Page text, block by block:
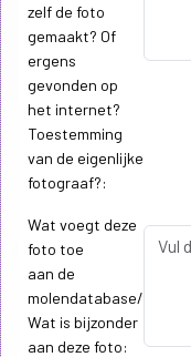
zelf de foto
gemaakt? Of
ergens
gevonden op
het internet?
Toestemming
van de eigenlijke
fotograaf?:
Wat voegt deze
foto toe
aan de
molendatabase/
Wat is bijzonder
aan deze foto: